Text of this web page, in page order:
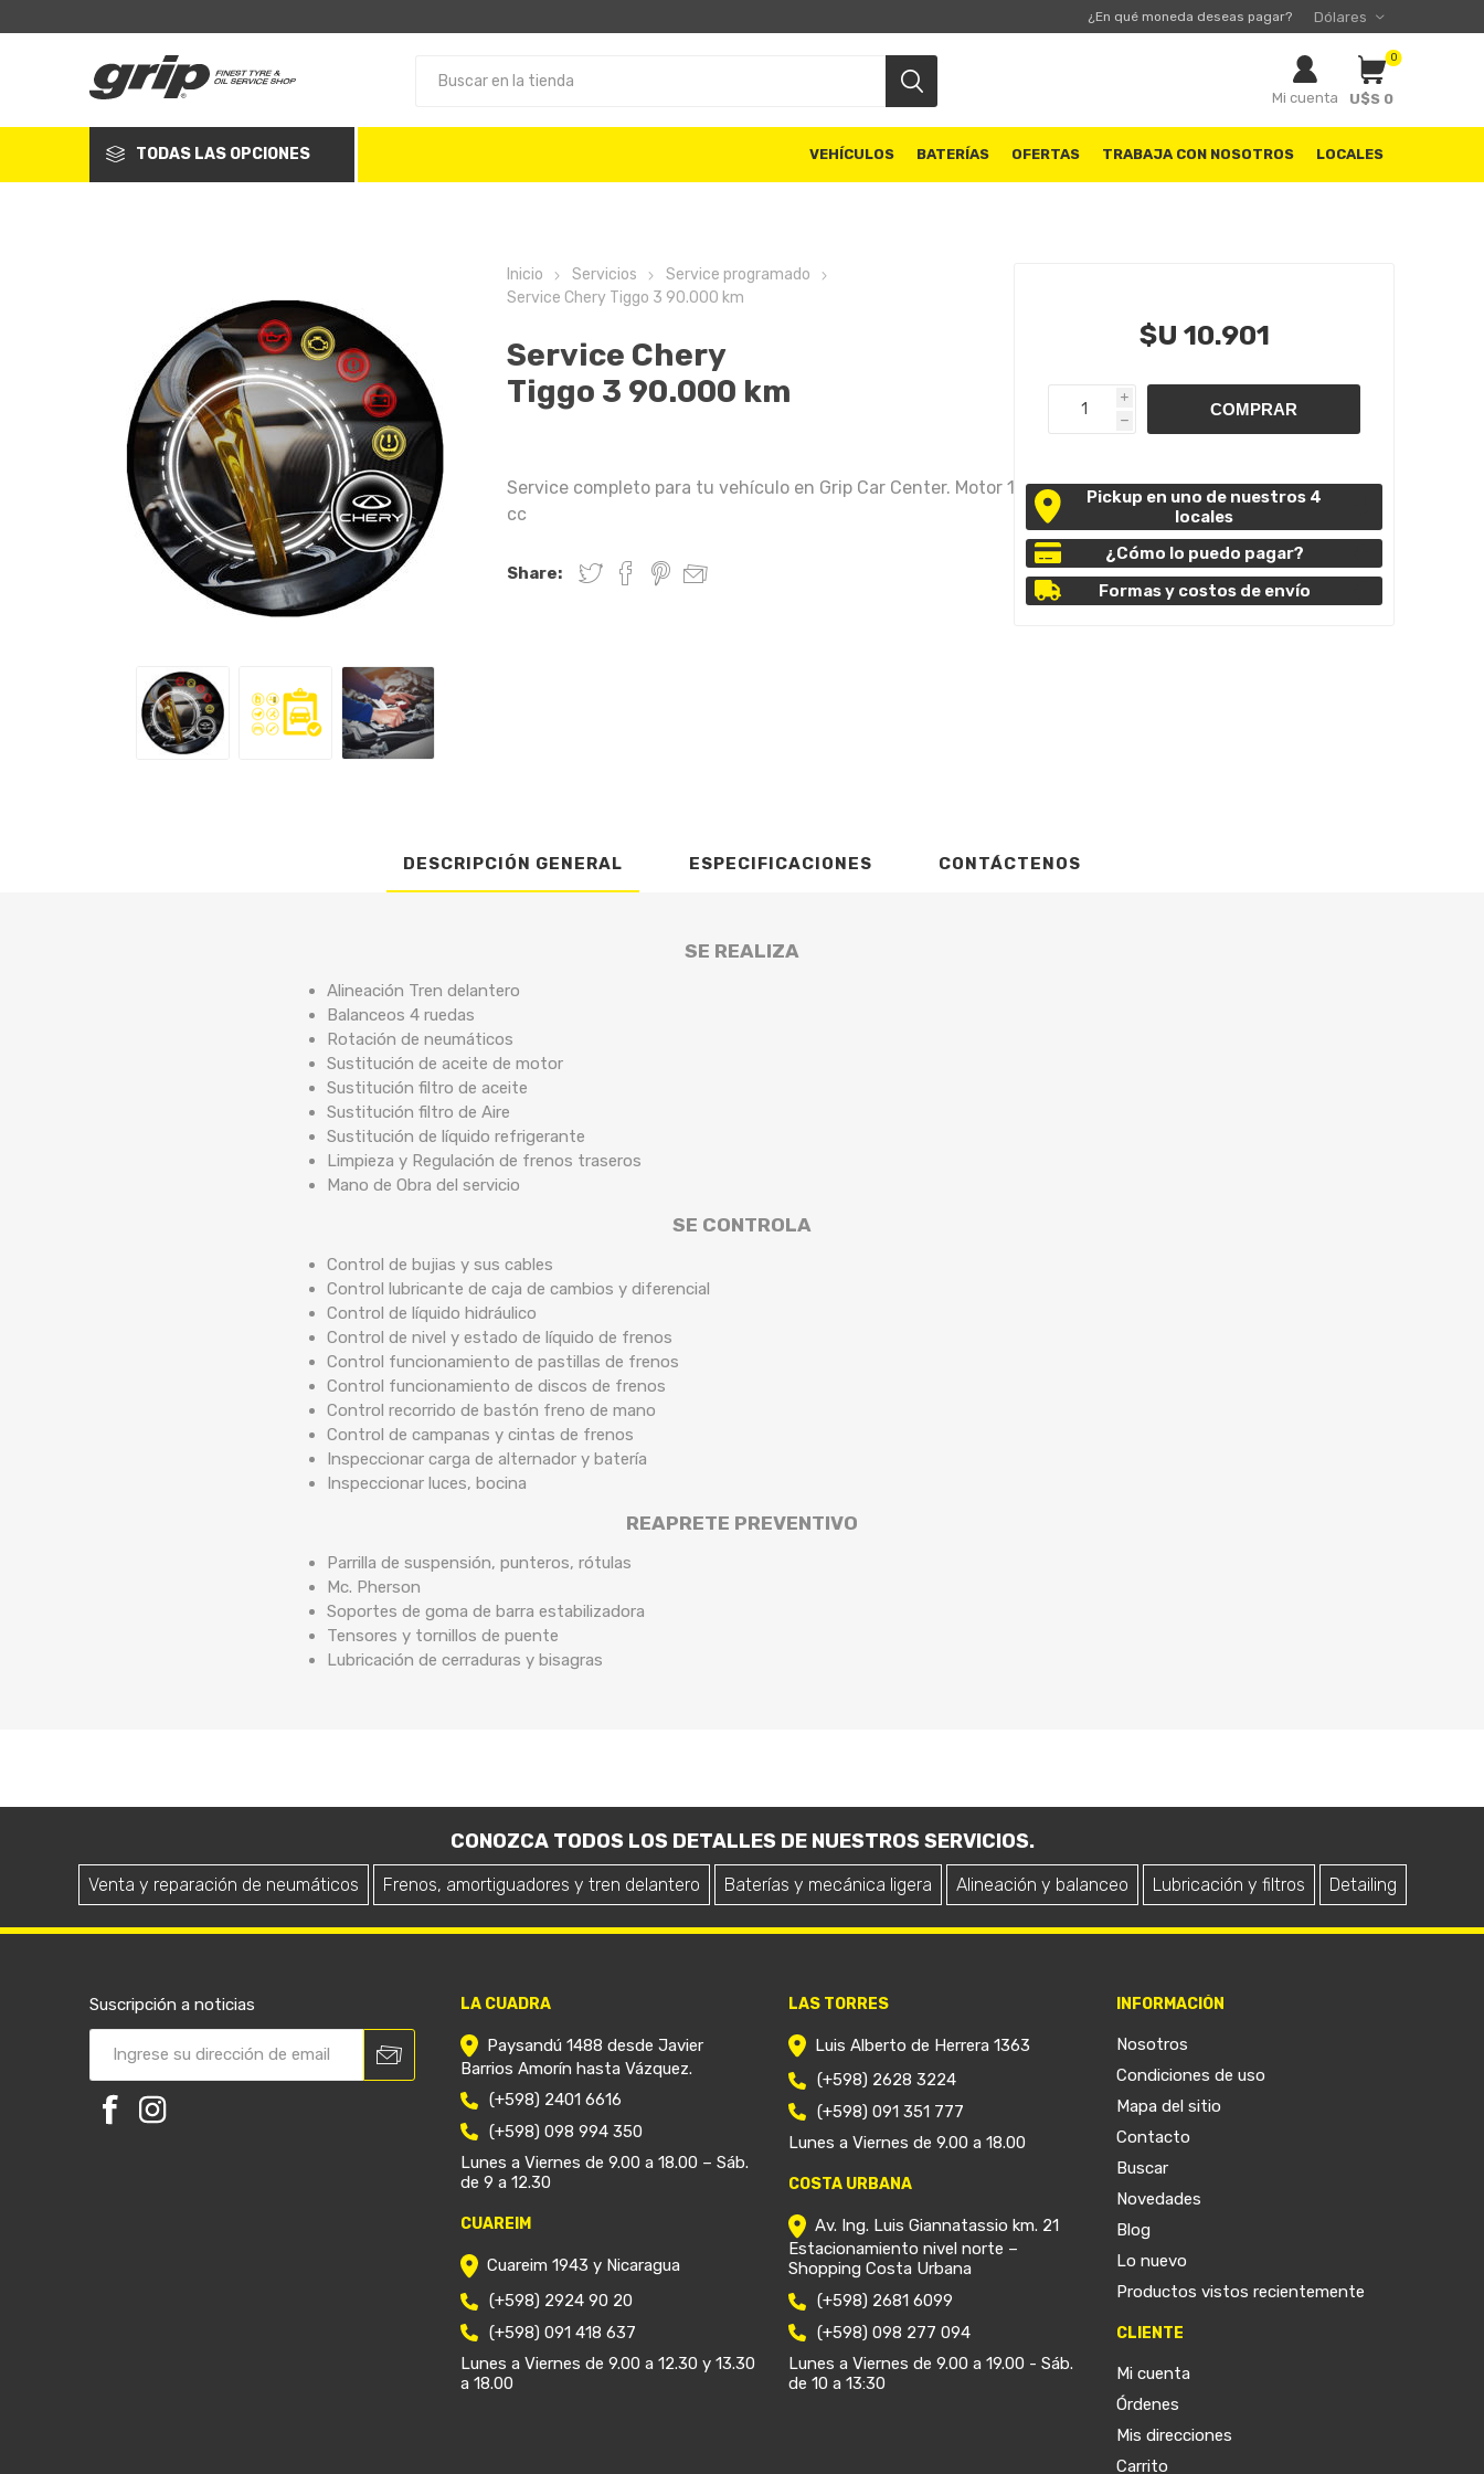
¿En qué moneda deseas pagar?
Mi cuenta
0
U$S 0
TODAS LAS OPCIONES VEHÍCULOS BATERÍAS OFERTAS TRABAJA CON NOSOTROS LOCALES
Inicio Servicios
Service programado
Service Chery Tiggo 3 90.000 km
Service Chery
Tiggo 3 90.000 km
Service completo para tu vehículo en Grip Car Center. Motor 1.6
cc
Share:
$U 10.901
i
h
Pickup en uno de nuestros 4
locales
¿Cómo lo puedo pagar?
Formas y costos de envío
DESCRIPCIÓN GENERAL ESPECIFICACIONES CONTÁCTENOS
SE REALIZA
Alineación Tren delantero
Balanceos 4 ruedas
Rotación de neumáticos
Sustitución de aceite de motor
Sustitución filtro de aceite
Sustitución filtro de Aire
Sustitución de líquido refrigerante
Limpieza y Regulación de frenos traseros
Mano de Obra del servicio
SE CONTROLA
Control de bujias y sus cables
Control lubricante de caja de cambios y diferencial
Control de líquido hidráulico
Control de nivel y estado de líquido de frenos
Control funcionamiento de pastillas de frenos
Control funcionamiento de discos de frenos
Control recorrido de bastón freno de mano
Control de campanas y cintas de frenos
Inspeccionar carga de alternador y batería
Inspeccionar luces, bocina
REAPRETE PREVENTIVO
Parrilla de suspensión, punteros, rótulas
Mc. Pherson
Soportes de goma de barra estabilizadora
Tensores y tornillos de puente
Lubricación de cerraduras y bisagras
CONOZCA TODOS LOS DETALLES DE NUESTROS SERVICIOS.
Venta y reparación de neumáticos Frenos, amortiguadores y tren delantero Baterías y mecánica ligera Alineación y balanceo Lubricación y filtros Detailing
Suscripción a noticias LA CUADRA
Paysandú 1488 desde Javier
Barrios Amorín hasta Vázquez.
(+598) 2401 6616
(+598) 098 994 350
Lunes a Viernes de 9.00 a 18.00 – Sáb.
de 9 a 12.30
CUAREIM
Cuareim 1943 y Nicaragua
(+598) 2924 90 20
(+598) 091 418 637
Lunes a Viernes de 9.00 a 12.30 y 13.30
a 18.00
LAS TORRES
Luis Alberto de Herrera 1363
(+598) 2628 3224
(+598) 091 351 777
Lunes a Viernes de 9.00 a 18.00
COSTA URBANA
Av. Ing. Luis Giannatassio km. 21
Estacionamiento nivel norte –
Shopping Costa Urbana
(+598) 2681 6099
(+598) 098 277 094
Lunes a Viernes de 9.00 a 19.00 - Sáb.
de 10 a 13:30
INFORMACIÓN
Nosotros
Condiciones de uso
Mapa del sitio
Contacto
Buscar
Novedades
Blog
Lo nuevo
Productos vistos recientemente
CLIENTE
Mi cuenta
Órdenes
Mis direcciones
Carrito